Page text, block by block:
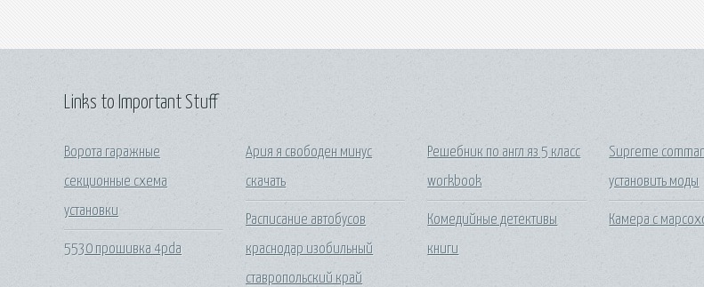
Links to Important Stuff
Ворота гаражные
секционные схема
установки
5530 прошивка 4pda
Ария я свободен минус
скачать
Расписание автобусов
краснодар изобильный
ставропольский край
Решебник по англ яз 5 класс
workbook
Комедийные детективы
книги
Supreme
установить моды
Камера с